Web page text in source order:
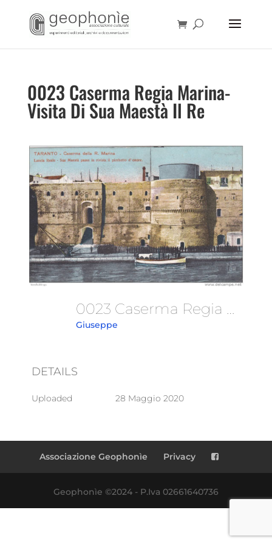
0023 Caserma Regia Marina-
Visita Di Sua Maestà Il Re
Giuseppe
DETAILS
Uploaded 28 Maggio 2020
Associazione Geophonìe Privacy
Geophonìe ©2024 - P.Iva 02661640736